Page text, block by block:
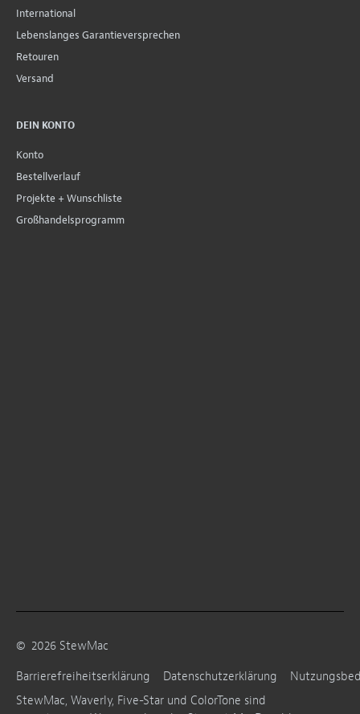
International
Lebenslanges Garantieversprechen
Retouren
Versand
DEIN KONTO
Konto
Bestellverlauf
Projekte + Wunschliste
Großhandelsprogramm
© 2026 StewMac
Barrierefreiheitserklärung
Datenschutzerklärung
StewMac, Waverly, Five-Star und ColorTone sind